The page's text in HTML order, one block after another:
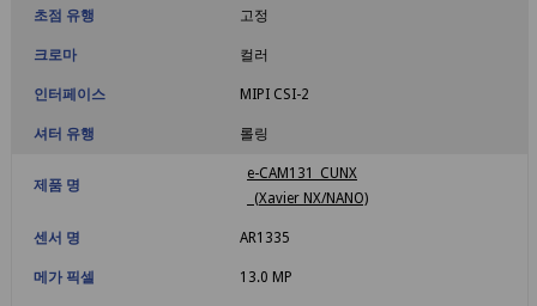
초점 유행 고정
크로마 컬러
인터페이스 MIPI CSI-2
셔터 유행 롤링
제품 명
e-CAM131_CUNX
(Xavier NX/NANO)
센서 명 AR1335
메가 픽셀 13.0 MP